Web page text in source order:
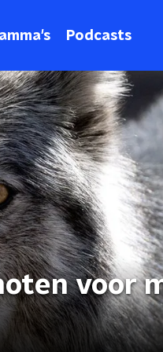
Podcasts
voor